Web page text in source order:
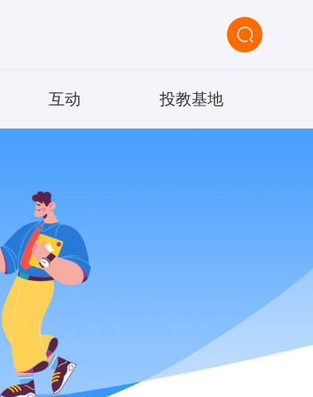
互动 投教基地